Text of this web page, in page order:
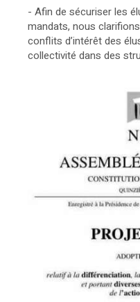
- Afin de sécuriser les
mandats, nous
conflits d’intérêt des
collectivité dans des